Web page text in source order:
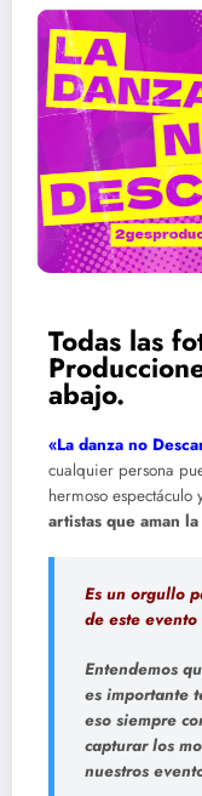
Todas las
abajo.
«La danza no
cualquier persona
hermoso espectáculo
artistas que aman
Es un orgullo
de este
Entendemos
es importante
eso siempre
capturar los
nuestros